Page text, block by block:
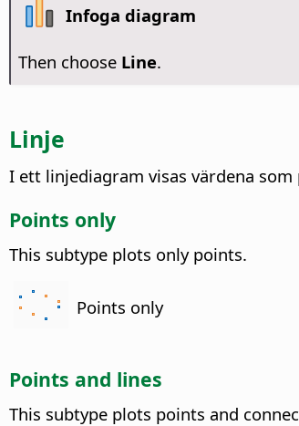
Infoga diagram
Then choose Line.
Linje
I ett linjediagram visas värdena som
Points only
This subtype plots only points.
Points only
Points and lines
This subtype plots points and